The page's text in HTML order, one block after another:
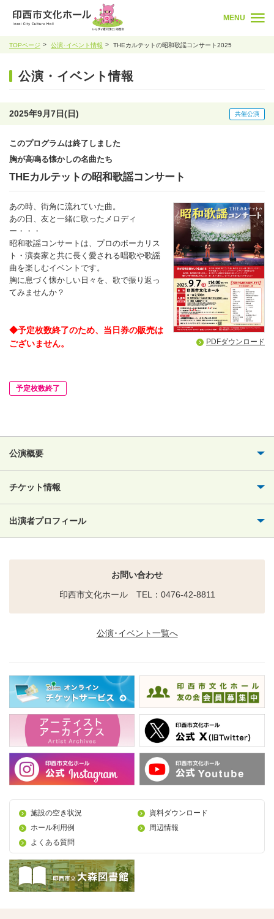
MENU
TOPページ 公演･イベント情報 THEカルテットの昭和歌謡コンサート2025
公演・イベント情報
2025年9月7日(日) 共催公演
このプログラムは終了しました
胸が高鳴る懐かしの名曲たち
THEカルテットの昭和歌謡コンサート
あの時、街角に流れていた曲。
あの日、友と一緒に歌ったメロディ
ー・・・
昭和歌謡コンサートは、プロのボーカリス
ト・演奏家と共に長く愛される唱歌や歌謡
曲を楽しむイベントです。
胸に息づく懐かしい日々を、歌で振り返っ
てみませんか？
◆予定枚数終了のため、当日券の販売は
ございません。
予定枚数終了
PDFダウンロード
公演概要
チケット情報
出演者プロフィール
お問い合わせ
印西市文化ホール TEL：0476-42-8811
公演･イベント一覧へ
施設の空き状況
資料ダウンロード
ホール利用例
周辺情報
よくある質問